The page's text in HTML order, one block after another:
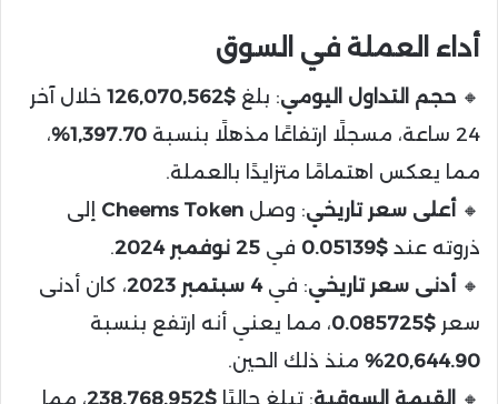
أداء العملة في السوق
🔸 حجم التداول اليومي: بلغ $126,070,562
خلال آخر
24 ساعة، مسجلًا ارتفاعًا مذهلًا بنسبة
1,397.70%
،
مما يعكس اهتمامًا متزايدًا بالعملة.
🔸 أعلى سعر تاريخي: وصل Cheems Token إلى
ذروته عند $0.05139 في 25 نوفمبر 2024
.
🔸 أدنى سعر تاريخي: في4 سبتمبر 2023
، كان أدنى
سعر $0.085725
، مما يعني أنه ارتفع بنسبة
20,644.90%
منذ ذلك الحين.
🔸
القيمة السوقية: تبلغ حاليًا $238,768,952 ، مما